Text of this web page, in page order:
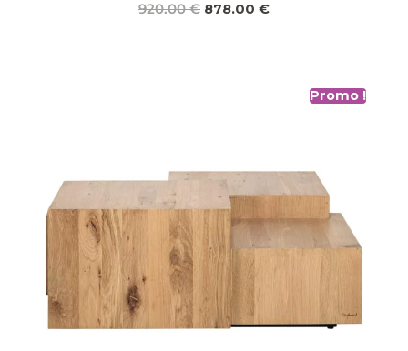
920.00€ 878.00 €
Promo !